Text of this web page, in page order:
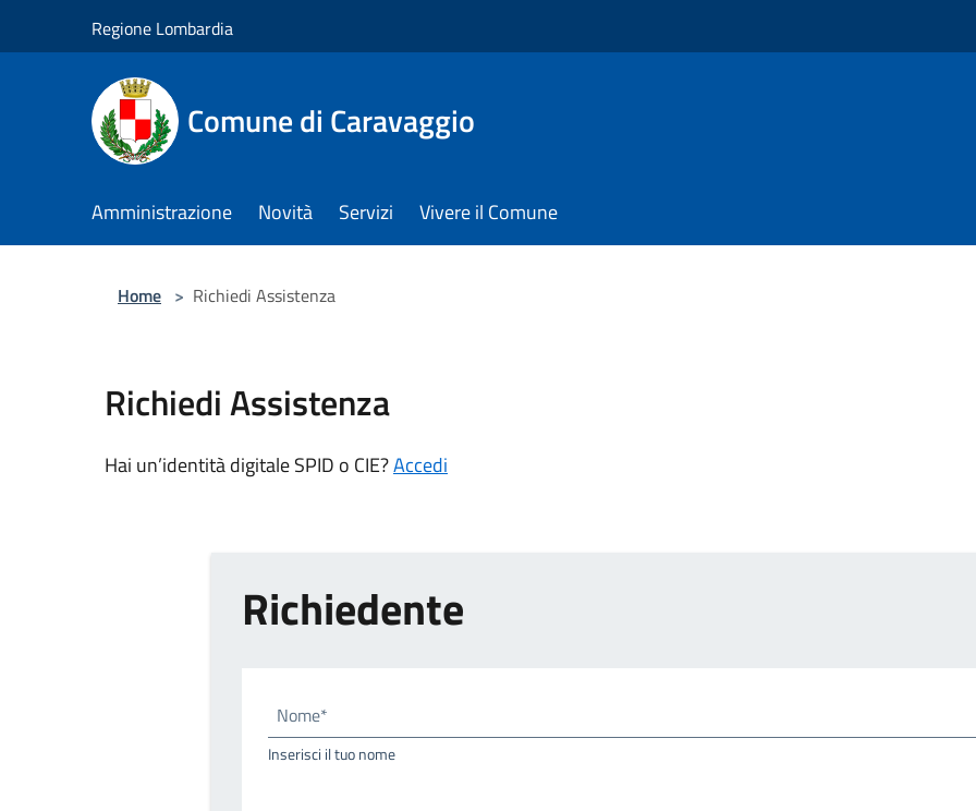
Regione Lombardia
Comune di Caravaggio
Amministrazione Novità Servizi Vivere il Comune
Home > Richiedi Assistenza
Richiedi Assistenza
Hai un’identità digitale SPID o CIE?Accedi
Richiedente
Nome*
Inserisci il tuo nome